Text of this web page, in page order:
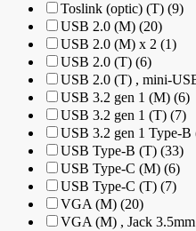
Toslink (optic) (T) (9)
USB 2.0 (M) (20)
USB 2.0 (M) x 2 (1)
USB 2.0 (T) (6)
USB 2.0 (T) , mini-
USB 3.2 gen 1 (M) (6)
USB 3.2 gen 1 (T) (7)
USB 3.2 gen 1 Type-B
USB Type-B (T) (33)
USB Type-C (M) (6)
USB Type-C (T) (7)
VGA (M) (20)
VGA (M) , Jack